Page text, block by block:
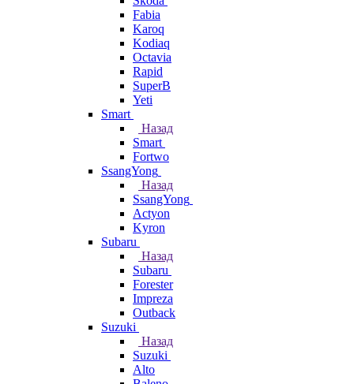
Fabia
Karoq
Kodiaq
Octavia
Rapid
SuperB
Yeti
Smart
Назад
Smart
Fortwo
SsangYong
Назад
SsangYong
Actyon
Kyron
Subaru
Назад
Subaru
Forester
Impreza
Outback
Suzuki
Назад
Suzuki
Alto